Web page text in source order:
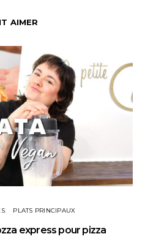
AIMER
PLATS PRINCIPAUX
express pour pizza